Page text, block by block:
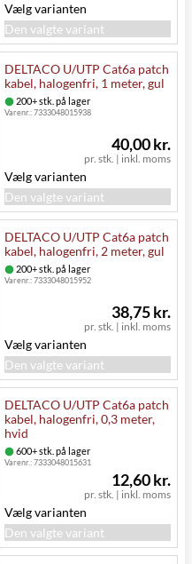
Vælg varianten
Den valgte variant
DELTACO U/UTP Cat6a patch
kabel, halogenfri, 1 meter, gul
200+ stk. på lager
Varenr.:7333048015938
pr. stk. | inkl. moms
40,00 kr.
Vælg varianten
Den valgte variant
DELTACO U/UTP Cat6a patch
kabel, halogenfri, 2 meter, gul
200+ stk. på lager
Varenr.:7333048015952
pr. stk. | inkl. moms
38,75 kr.
Vælg varianten
Den valgte variant
DELTACO U/UTP Cat6a patch
kabel, halogenfri, 0,3 meter,
hvid
600+ stk. på lager
Varenr.:7333048015631
pr. stk. | inkl. moms
12,60 kr.
Vælg varianten
Den valgte variant